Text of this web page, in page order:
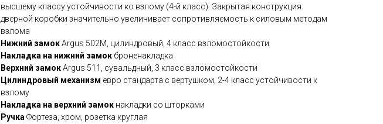
высшему классу устойчивости ко взлому (4-й класс). Закрытая конструкция
дверной коробки значительно увеличивает сопротивляемость к силовым методам
взлома
Нижний замокArgus 502M, цилиндровый, 4 класс взломостойкости
Накладка на нижний замок броненакладка
Верхний замокArgus 511, сувальдный, 3 класс взломостойкости
Цилиндровый механизм евро стандарта с вертушком, 2-4 класс устойчивости к
взлому
Накладка на верхний замок накладки со шторками
РучкаФортеза, хром, розетка круглая